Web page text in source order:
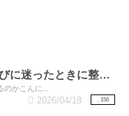
【美容室難民】美容室選びに迷ったときに整理したいこと。
かこんに...
156
2026/04/18